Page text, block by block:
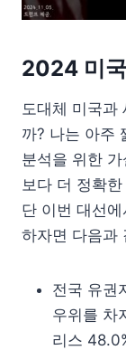
2024 미
도대체 미국과
까? 나는 아주
분석을 위한
보다 더 정확
단 이번 대선
하자면 다음과
전국 유권
우위를 차
리스